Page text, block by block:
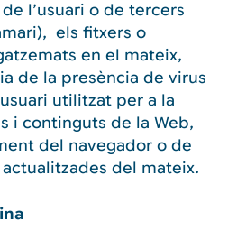
l’usuari o de tercers
els fitxers o
en el mateix,
de la presència de virus
utilitzat per a la
i continguts de la Web,
del navegador o de
actualitzades del mateix.